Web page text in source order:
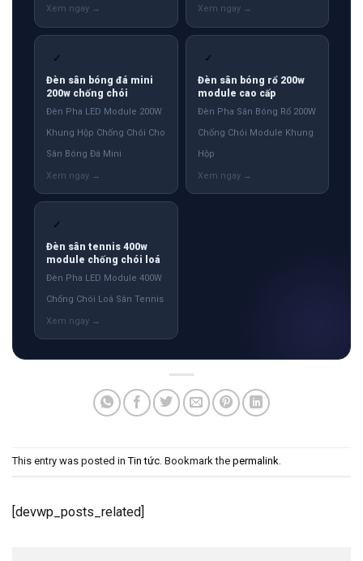
✓
Đèn sân bóng đá mini
200w chống chói
Đèn Pha LED Module 200W
Khung Hộp Chống Chói Cho
Sân Bóng Đá Mini
✓
Đèn sân bóng rổ 200w
module cao cấp
Đèn Pha Sân Bóng Rổ 200W
Chống Chói Module Khung
Hộp
✓
Đèn sân tennis 400w
module chống chói loá
Đèn Pha LED Module 400W
Chống Chói Loá Sân Tennis
This entry was posted inTin tức. Bookmark the permalink.
[devwp_posts_related]